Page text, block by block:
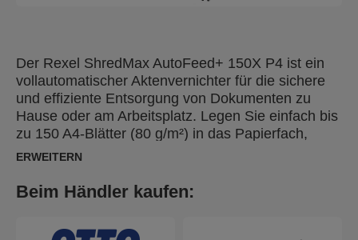
Der Rexel ShredMax AutoFeed+ 150X P4 ist ein
vollautomatischer Aktenvernichter für die sichere
und effiziente Entsorgung von Dokumenten zu
Hause oder am Arbeitsplatz. Legen Sie einfach bis
zu 150 A4-Blätter (80 g/m²) in das Papierfach,
schließen Sie den Deckel, und der Aktenvernichter
Zuführung ist nicht erforderlich. Der kompakte und
ERWEITERN
Beim Händler kaufen: